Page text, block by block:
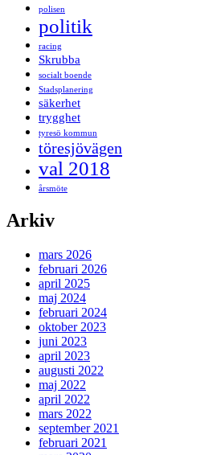
polisen
politik
racing
Skrubba
socialt boende
Stadsplanering
säkerhet
trygghet
tyresö kommun
töresjövägen
val 2018
årsmöte
Arkiv
mars 2026
februari 2026
april 2025
maj 2024
februari 2024
oktober 2023
juni 2023
april 2023
augusti 2022
maj 2022
april 2022
mars 2022
september 2021
februari 2021